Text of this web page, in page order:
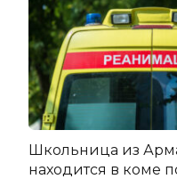
Школьница из
находится в коме